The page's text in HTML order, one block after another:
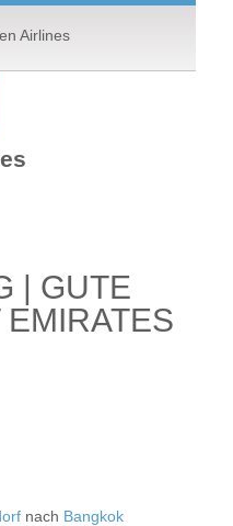
| GUTE
nach Bangkok